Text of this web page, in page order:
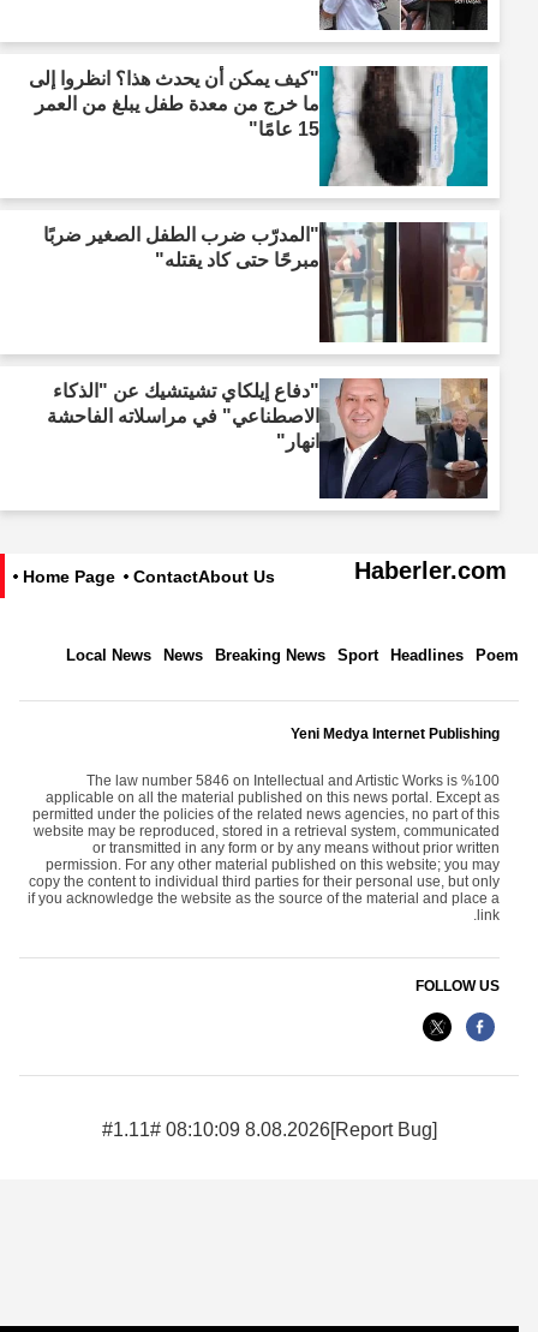
"كيف يمكن أن يحدث هذا؟ انظروا إلى
ما خرج من معدة طفل يبلغ من العمر
15 عامًا"
"المدرّب ضرب الطفل الصغير ضربًا
مبرحًا حتى كاد يقتله"
"دفاع إيلكاي تشيتشيك عن "الذكاء
الاصطناعي" في مراسلاته الفاحشة
انهار"
Haberler.com
About Us
Contact
Home Page
Poem
Headlines
Sport
Breaking News
News
Local News
Yeni Medya Internet Publishing
The law number 5846 on Intellectual and Artistic Works is %100
applicable on all the material published on this news portal. Except as
permitted under the policies of the related news agencies, no part of this
website may be reproduced, stored in a retrieval system, communicated
or transmitted in any form or by any means without prior written
permission. For any other material published on this website; you may
copy the content to individual third parties for their personal use, but only
if you acknowledge the website as the source of the material and place a
link.
FOLLOW US
8.08.2026 08:10:09 #1.11#